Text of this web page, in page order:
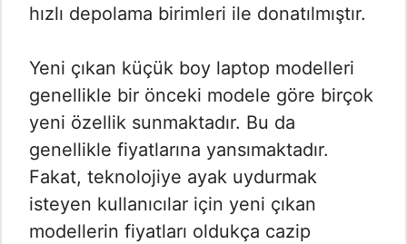
hızlı depolama birimleri ile donatılmıştır.
Yeni çıkan küçük boy laptop modelleri
genellikle bir önceki modele göre birçok
yeni özellik sunmaktadır. Bu da
genellikle fiyatlarına yansımaktadır.
Fakat, teknolojiye ayak uydurmak
isteyen kullanıcılar için yeni çıkan
modellerin fiyatları oldukça cazip